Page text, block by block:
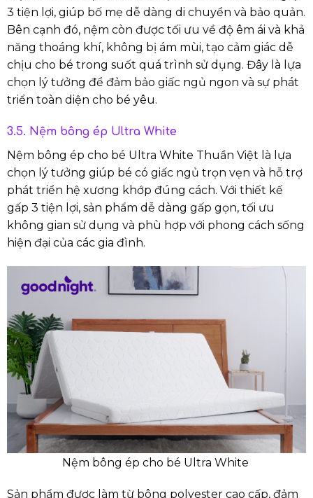
3 tiện lợi, giúp bố mẹ dễ dàng di chuyển và bảo quản.
Bên cạnh đó, nệm còn được tối ưu về độ êm ái và khả
năng thoáng khí, không bị ám mùi, tạo cảm giác dễ
chịu cho bé trong suốt quá trình sử dụng. Đây là lựa
chọn lý tưởng để đảm bảo giấc ngủ ngon và sự phát
triển toàn diện cho bé yêu.
3.5. Nệm bông ép Ultra White
Nệm bông ép cho bé Ultra White Thuần Việt là lựa
chọn lý tưởng giúp bé có giấc ngủ trọn vẹn và hỗ trợ
phát triển hệ xương khớp đúng cách. Với thiết kế
gấp 3 tiện lợi, sản phẩm dễ dàng gấp gọn, tối ưu
không gian sử dụng và phù hợp với phong cách sống
hiện đại của các gia đình.
Nệm bông ép cho bé Ultra White
Sản phẩm được làm từ bông polyester cao cấp, đảm